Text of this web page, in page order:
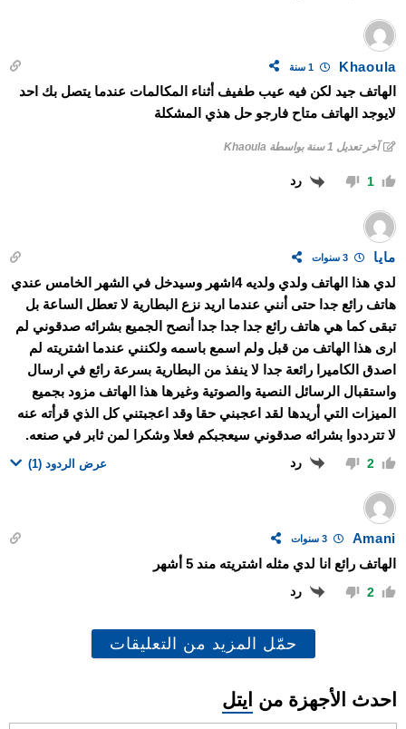
Khaoula
الهاتف جيد لكن فيه عيب طفيف أثناء المكالمات عندما يتصل بك احد
لايوجد الهاتف متاح فارجو حل هذي المشكلة
آخر تعديل 1 سنة بواسطة Khaoula
1 رد
مايا
لدي هذا الهاتف ولدي ولديه 4اشهر وسيدخل في الشهر الخامس عندي
هاتف رائع جدا حتى أنني عندما اريد نزع البطارية لا تعطل الساعة بل
تبقى كما هي هاتف رائع جدا جدا جدا أنصح الجميع بشرائه صدقوني لم
ارى هذا الهاتف من قبل ولم اسمع باسمه ولكنني عندما اشتريته لم
اصدق الكاميرا رائعة جدا لا ينفذ من البطارية بسرعة رائع في ارسال
واستقبال الرسائل النصية والصوتية وغيرها هذا الهاتف مزود بجميع
الميزات التي أريدها لقد اعجبني حقا وقد اعجبتني كل الذي قرأته عنه
لا تترددوا بشرائه صدقوني سيعجبكم فعلا وشكرا لمن ثابر في صنعه.
2 رد عرض الردود (1)
Amani 3 سنوات
الهاتف رائع انا لدي مثله اشتريته مند 5 أشهر
2 رد
حمّل المزيد من التعليقات
احدث الأجهزة من ايتل